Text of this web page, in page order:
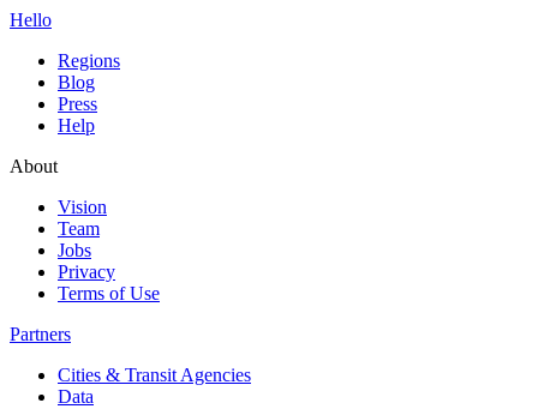
Hello
Regions
Blog
Press
Help
About
Vision
Team
Jobs
Privacy
Terms of Use
Partners
Cities & Transit Agencies
Data